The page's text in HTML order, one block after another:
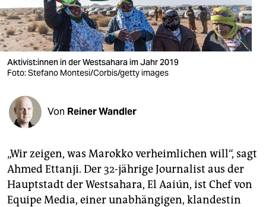
wahrheit
verlag
verlag
veranstaltungen
shop
unterstützen
abo
Aktivist:innen in der Westsahara im Jahr 2019
Foto: Stefano Montesi/Corbis/getty images
Von Reiner Wandler
„Wir zeigen, was Marokko verheimlichen will“, sagt
Ahmed Ettanji. Der 32-jährige Journalist aus der
Hauptstadt der Westsahara, El Aaiún, ist Chef von
Equipe Media, einer unabhängigen, klandestin